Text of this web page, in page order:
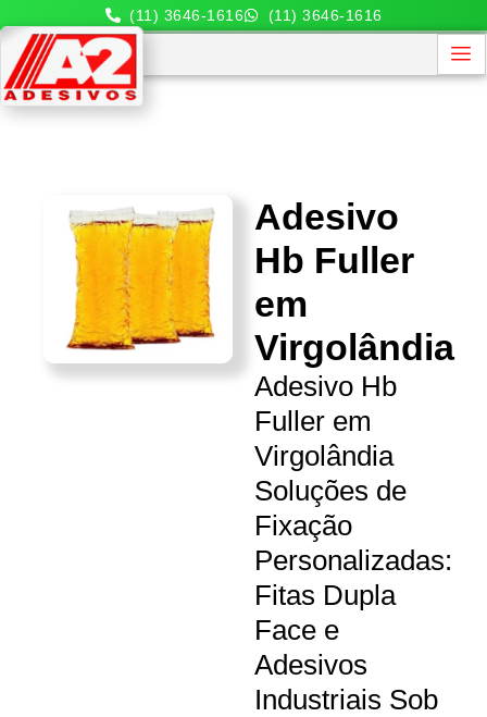
(11) 3646-1616 (11) 3646-1616
Adesivo
Hb Fuller
em
Virgolândia
Adesivo Hb
Fuller em
Virgolândia
Soluções de
Fixação
Personalizadas:
Fitas Dupla
Face e
Adesivos
Industriais Sob